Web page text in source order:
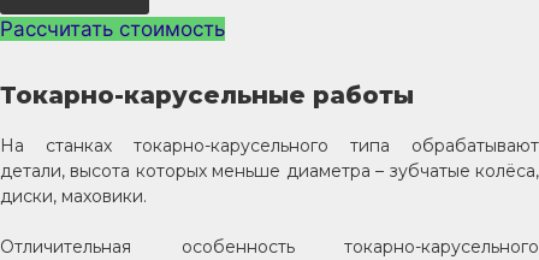
Рассчитать стоимость
Токарно-карусельные работы
На станках токарно-карусельного типа обрабатывают
детали, высота которых меньше диаметра – зубчатые колёса,
диски, маховики.
Отличительная особенность токарно-карусельного